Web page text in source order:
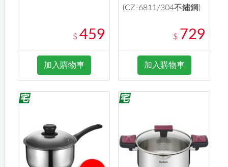
$ 459
加入購物車
(CZ-6811/304不鏽鋼)
$ 729
加入購物車